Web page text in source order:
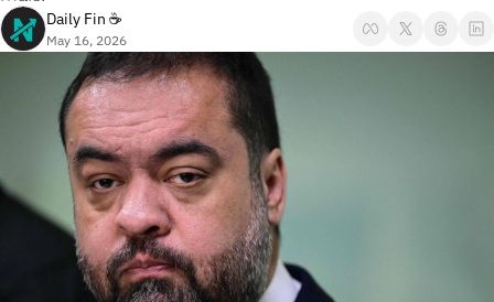
Daily Fin ☕
May 16, 2026